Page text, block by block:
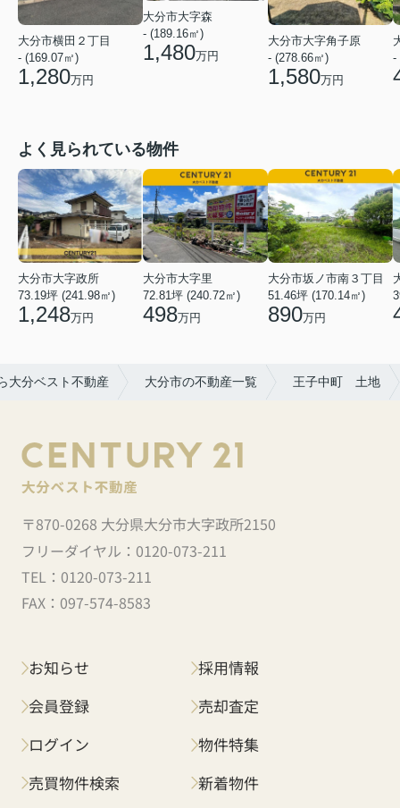
大分市横田２丁目
- (169.07㎡)
1,280万円
大分市大字森
- (189.16㎡)
1,480万円
大分市大字角子原
- (278.66㎡)
1,580万円
-
よく見られている物件
大分市大字政所
73.19坪 (241.98㎡)
1,248万円
大分市大字里
72.81坪 (240.72㎡)
498万円
大分市坂ノ市南３丁目
51.46坪 (170.14㎡)
890万円
大分ベスト不動産 大分市の不動産一覧 王子中町 土地
〒870-0268 大分県大分市大字政所2150
フリーダイヤル： 0120-073-211
TEL： 0120-073-211
FAX： 097-574-8583
お知らせ
会員登録
ログイン
売買物件検索
採用情報
売却査定
物件特集
新着物件